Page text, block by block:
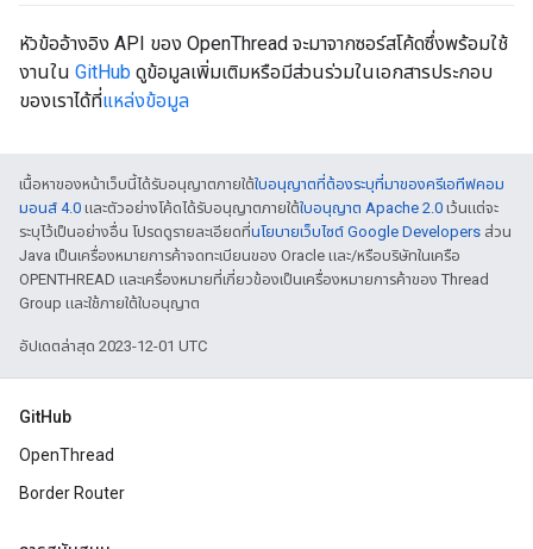
หัวข้ออ้างอิง API ของ OpenThread จะมาจากซอร์สโค้ดซึ่งพร้อมใช้
งานใน GitHub ดูข้อมูลเพิ่มเติมหรือมีส่วนร่วมในเอกสารประกอบ
ของเราได้ที่แหล่งข้อมูล
เนื้อหาของหน้าเว็บนี้ได้รับอนุญาตภายใต้ใบอนุญาตที่ต้องระบุที่มาของครีเอทีฟคอม
มอนส์ 4.0 และตัวอย่างโค้ดได้รับอนุญาตภายใต้ใบอนุญาต Apache 2.0 เว้นแต่จะ
ระบุไว้เป็นอย่างอื่น โปรดดูรายละเอียดที่นโยบายเว็บไซต์ Google Developers ส่วน
Java เป็นเครื่องหมายการค้าจดทะเบียนของ Oracle และ/หรือบริษัทในเครือ
OPENTHREAD และเครื่องหมายที่เกี่ยวข้องเป็นเครื่องหมายการค้าของ Thread
Group และใช้ภายใต้ใบอนุญาต
อัปเดตล่าสุด 2023-12-01 UTC
GitHub
OpenThread
Border Router